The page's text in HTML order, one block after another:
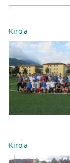
Kirola
Kirola